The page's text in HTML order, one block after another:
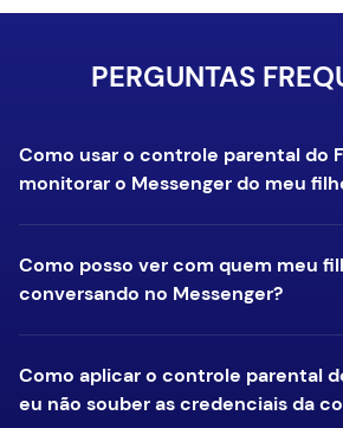
PERGUNTAS
Como usar o controle parental do
monitorar o Messenger do meu
Como posso ver com quem meu
conversando no Messenger?
Como aplicar o controle parental
eu não souber as credenciais da